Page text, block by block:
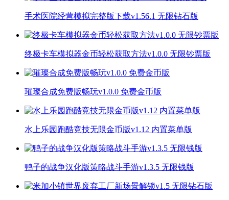
手术医院经营模拟完整版下载v1.56.1 无限钻石版
终极卡车模拟器金币轻松获取方法v1.0.0 无限钞票版
璀璨合成免费版畅玩v1.0.0 免费金币版
水上乐园跑酷竞技无限金币版v1.12 内置菜单版
鸭子的战争汉化版策略战斗手游v1.3.5 无限钱版